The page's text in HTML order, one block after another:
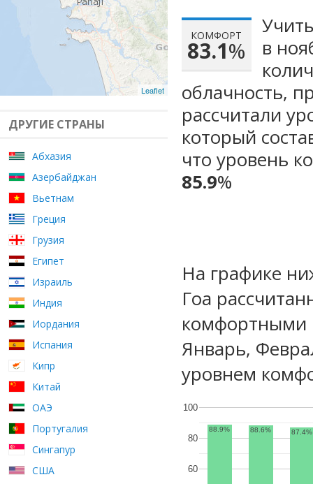
Leaflet
ДРУГИЕ СТРАНЫ
Абхазия
Азербайджан
Вьетнам
Греция
Грузия
Египет
Израиль
Индия
Иордания
Испания
Кипр
Китай
ОАЭ
Португалия
Сингапур
США
КОМФОРТ
83.1%
в
облачность,
рассчитали
который
что уровень
85.9%
На графике
Гоа
комфортными
Январь,
уровнем
60
80
100
88.9% 88.6% 87.4%